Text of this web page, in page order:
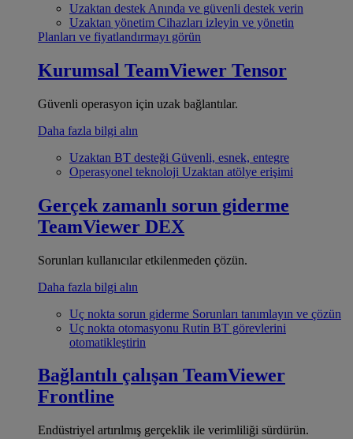
Uzaktan destek Anında ve güvenli destek verin
Uzaktan yönetim Cihazları izleyin ve yönetin
Planları ve fiyatlandırmayı görün
Kurumsal TeamViewer Tensor
Güvenli operasyon için uzak bağlantılar.
Daha fazla bilgi alın
Uzaktan BT desteği Güvenli, esnek, entegre
Operasyonel teknoloji Uzaktan atölye erişimi
Gerçek zamanlı sorun giderme
TeamViewer DEX
Sorunları kullanıcılar etkilenmeden çözün.
Daha fazla bilgi alın
Uç nokta sorun giderme Sorunları tanımlayın ve çözün
Uç nokta otomasyonu Rutin BT görevlerini
otomatikleştirin
Bağlantılı çalışan TeamViewer
Frontline
Endüstriyel artırılmış gerçeklik ile verimliliği sürdürün.